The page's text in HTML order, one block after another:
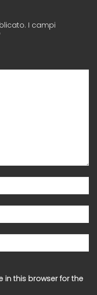
I campi
in this browser for the